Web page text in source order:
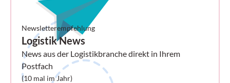
Newsletterempfehlung
Logistik News
News aus der Logistikbranche direkt in Ihrem
Postfach
(10 mal im Jahr)